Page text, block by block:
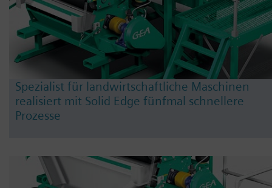
Spezialist für landwirtschaftliche Maschinen
realisiert mit Solid Edge fünfmal schnellere
Prozesse